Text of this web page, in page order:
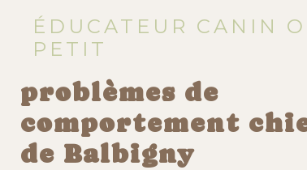
ÉDUCATEUR CANIN
PETIT
problèmes de
comportement
de Balbigny